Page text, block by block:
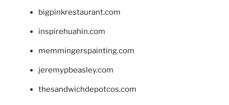
bigpinkrestaurant.com
inspirehuahin.com
memmingerspainting.com
jeremypbeasley.com
thesandwichdepotcos.com